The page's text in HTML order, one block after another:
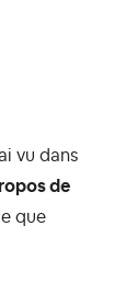
vu dans
de
que